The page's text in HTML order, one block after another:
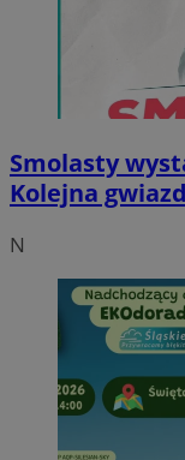
Smolasty
Kolejna
N